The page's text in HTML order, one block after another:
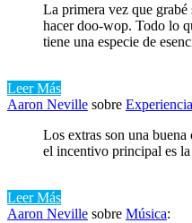
La primera vez que
hacer doo-wop. Todo lo
tiene una especie de
Leer Más
Aaron Neville sobre Experiencia
Los extras son una
el incentivo principal es
Leer Más
Aaron Neville sobre Música: